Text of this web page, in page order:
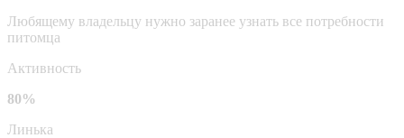
Любящему владельцу нужно заранее узнать все потребности
питомца
Активность
80%
Линька